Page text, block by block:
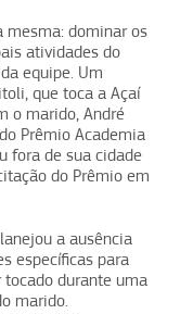
mesma: dominar os
atividades do
equipe. Um
que toca a Açaí
o marido, André
Prêmio Academia
fora de sua cidade
do Prêmio em
a ausência
específicas para
durante uma
marido.